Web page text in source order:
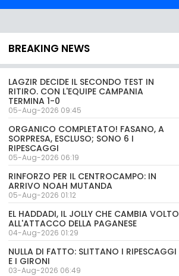
BREAKING NEWS
LAGZIR DECIDE IL SECONDO TEST IN
RITIRO. CON L'EQUIPE CAMPANIA
TERMINA 1-0
05-Aug-2026 09:45
ORGANICO COMPLETATO! FASANO, A
SORPRESA, ESCLUSO; SONO 6 I
RIPESCAGGI
05-Aug-2026 06:19
RINFORZO PER IL CENTROCAMPO: IN
ARRIVO NOAH MUTANDA
05-Aug-2026 01:12
EL HADDADI, IL JOLLY CHE CAMBIA VOLTO
ALL'ATTACCO DELLA PAGANESE
04-Aug-2026 01:29
NULLA DI FATTO: SLITTANO I RIPESCAGGI
E I GIRONI
03-Aug-2026 06:49